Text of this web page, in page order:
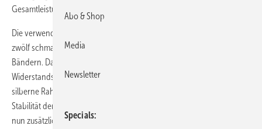
Gesamtleistung von bis zu 375 W
Die verwendete Cello-Technologie beruht auf Zellverbindern mit
zwölf schmalen Runddrähten anstelle von ehemals drei flachen
Bändern. Dadurch sinken die elektrischen Verluste, während die
Widerstandsfähigkeit gegenüber äußeren Einflüssen steigt. Der
silberne Rahmen aus eloxiertem Aluminium erhöht einerseits die
Stabilität der Baugruppe und reflektiert zudem einfallendes Licht, das
nun zusätzlich von den Zellen in Strom umgewandelt werden kann.
Abo & Shop
Media
Newsletter
Specials